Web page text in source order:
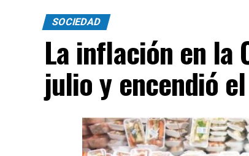
SOCIEDAD
La inflación en la
julio y encendió